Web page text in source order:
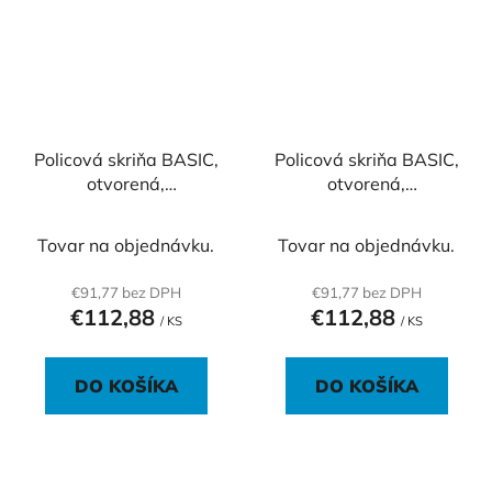
Policová skriňa BASIC,
otvorená,
Tovar na objednávku.
€91,77 bez DPH
€112,88 / KS
DO KOŠÍKA
Policová skriňa BASIC,
otvorená,
Tovar na objednávku.
€91,77 bez DPH
€112,88 / KS
DO KOŠÍKA